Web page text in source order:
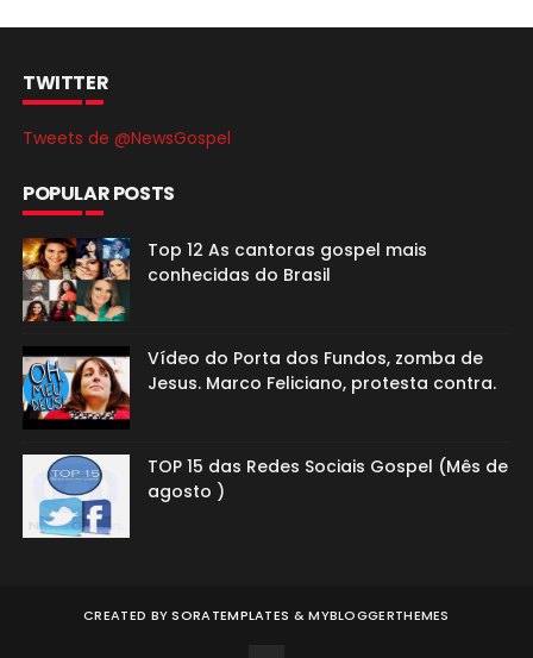
TWITTER
Tweets de @NewsGospel
POPULAR POSTS
Top 12 As cantoras gospel mais
conhecidas do Brasil
Vídeo do Porta dos Fundos, zomba de
Jesus. Marco Feliciano, protesta contra.
TOP 15 das Redes Sociais Gospel (Mês de
agosto )
CREATED BYSORATEMPLATES &MYBLOGGERTHEMES